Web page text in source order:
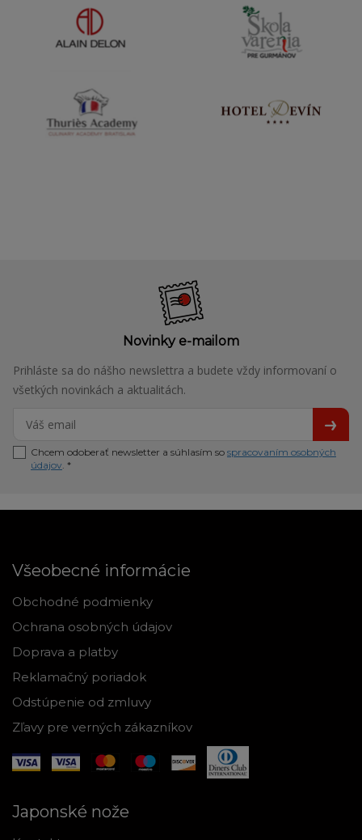
Novinky e-mailom
Prihláste sa do nášho newslettra a budete vždy informovaní o
všetkých novinkách a aktualitách.
Chcem odoberať newsletter a súhlasím so spracovaním osobných
údajov. *
Všeobecné informácie
Obchodné podmienky
Ochrana osobných údajov
Doprava a platby
Reklamačný poriadok
Odstúpenie od zmluvy
Zľavy pre verných zákazníkov
Japonské nože